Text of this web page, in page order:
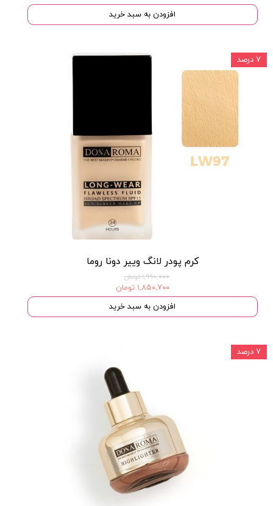
افزودن به سبد خرید
كرم پودر لانگ ويير دونا روما
۱,۹۹۰,۰۰۰ تومان
۱,۸۵۰,۷۰۰ تومان
افزودن به سبد خرید
۷ درصد
۷ درصد